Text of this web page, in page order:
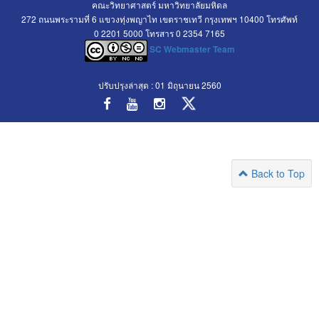
คณะวิทยาศาสตร์ มหาวิทยาลัยมหิดล
272 ถนนพระรามที่ 6 แขวงทุ่งพญาไท เขตราชเทวี กรุงเทพฯ 10400 โทรศัพท์
0 2201 5000 โทรสาร 0 2354 7165
SC Webmaster Team
ปรับปรุงล่าสุด : 01 มิถุนายน 2560
Back to Top